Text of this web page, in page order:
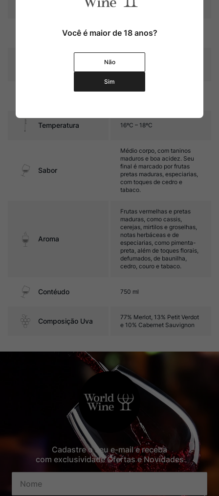
França
Rubi com reflexos violáceos
12 meses em barricas de
Temperatura 16ºC – 18ºC
Sabor
Médio corpo, com taninos
maduros e boa acidez. Seu
final é marcado por frutas
pretas maduras, especiarias,
com toques de cedro e
tabaco.
Aroma
Frutas vermelhas e pretas
maduras, como cassis,
cerejas, mirtilos e groselhas,
notas herbáceas e de
especiarias, como pimenta-
preta, além de toques florais,
defumados, de baunilha,
cedro, couro e tabaco.
Contéudo 750 ml
Composição Uva
77% Merlot, 13% Petit Verdot
e 10% Cabernet Sauvignon
Cadastre o seu e-mail e receba
com exclusividade Ofertas e Novidades
Você é maior de 18 anos?
Não
Sim